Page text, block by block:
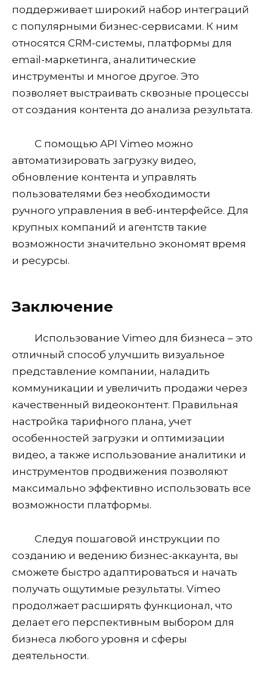
поддерживает широкий набор интеграций
с популярными бизнес-сервисами. К ним
относятся CRM-системы, платформы для
email-маркетинга, аналитические
инструменты и многое другое. Это
позволяет выстраивать сквозные процессы
от создания контента до анализа результата.
С помощью API Vimeo можно
автоматизировать загрузку видео,
обновление контента и управлять
пользователями без необходимости
ручного управления в веб-интерфейсе. Для
крупных компаний и агентств такие
возможности значительно экономят время
и ресурсы.
Заключение
Использование Vimeo для бизнеса – это
отличный способ улучшить визуальное
представление компании, наладить
коммуникации и увеличить продажи через
качественный видеоконтент. Правильная
настройка тарифного плана, учет
особенностей загрузки и оптимизации
видео, а также использование аналитики и
инструментов продвижения позволяют
максимально эффективно использовать все
возможности платформы.
Следуя пошаговой инструкции по
созданию и ведению бизнес-аккаунта, вы
сможете быстро адаптироваться и начать
получать ощутимые результаты. Vimeo
продолжает расширять функционал, что
делает его перспективным выбором для
бизнеса любого уровня и сферы
деятельности.